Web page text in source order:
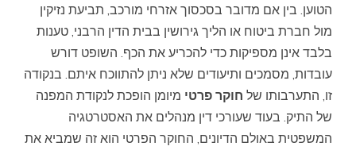
הטוען. בין אם מדובר בסכסוך אזרחי מורכב, תביעת נזיקין
מול חברת ביטוח או הליך גירושין בבית הדין הרבני, טענות
בלבד אינן מספיקות כדי להכריע את הכף. השופט דורש
עובדות, מסמכים ותיעודים שלא ניתן להתווכח איתם. בנקודה
זו, התערבותו של חוקר פרטי מיומן הופכת לנקודת המפנה
של התיק. בעוד שעורכי דין מנהלים את האסטרטגיה
המשפטית באולם הדיונים, החוקר הפרטי הוא זה שמביא את